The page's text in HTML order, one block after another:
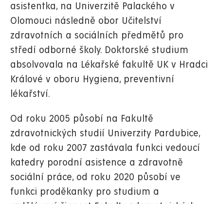
asistentka, na Univerzitě Palackého v
Olomouci následně obor Učitelství
zdravotních a sociálních předmětů pro
středí odborné školy. Doktorské studium
absolvovala na Lékařské fakultě UK v Hradci
Králové v oboru Hygiena, preventivní
lékařství.
Od roku 2005 působí na Fakultě
zdravotnických studií Univerzity Pardubice,
kde od roku 2007 zastávala funkci vedoucí
katedry porodní asistence a zdravotně
sociální práce, od roku 2020 působí ve
funkci proděkanky pro studium a